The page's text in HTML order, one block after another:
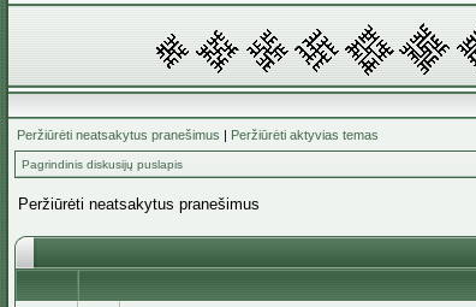
Peržiūrėti neatsakytus pranešimus | Peržiūrėti aktyvias temas
Pagrindinis diskusijų puslapis
Peržiūrėti neatsakytus pranešimus